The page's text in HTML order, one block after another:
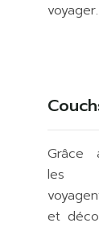
voyager.
Grâce
les
et